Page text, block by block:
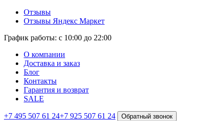
Отзывы
Отзывы Яндекс Маркет
График работы: с 10:00 до 22:00
О компании
Доставка и заказ
Блог
Контакты
Гарантия и возврат
SALE
+7 495 507 61 24+7 925 507 61 24 Обратный звонок